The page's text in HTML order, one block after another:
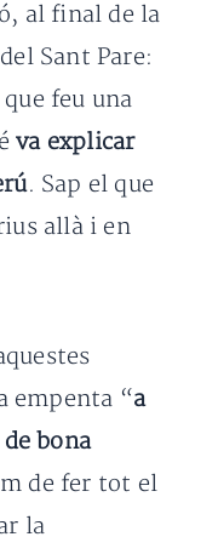
al final de la
Sant Pare:
feu una
va explicar
. Sap el que
allà i en
empenta “a
bona
de fer tot el
la